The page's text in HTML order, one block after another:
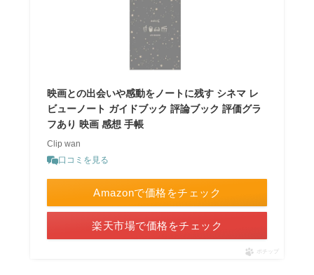
映画との出会いや感動をノートに残す シネマ レ
ビューノート ガイドブック 評論ブック 評価グラ
フあり 映画 感想 手帳
Clip wan
口コミを見る
Amazonで価格をチェック
楽天市場で価格をチェック
ポチップ